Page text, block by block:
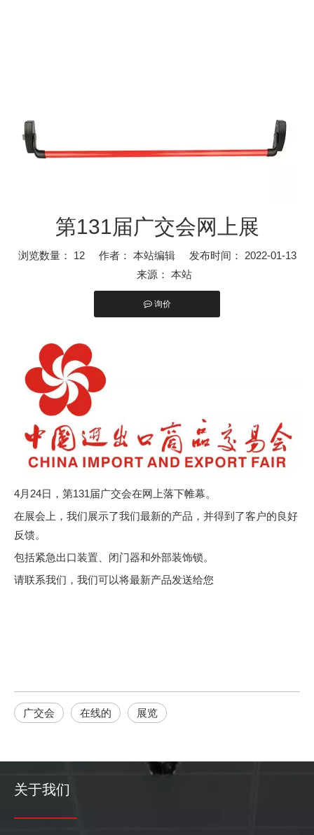
紧急逃生锁的主要功能及安装方法
紧急逃生锁主要用于超市、商场、写字楼、医院、学校、工厂
第131届广交会网上展
浏览数量： 12作者： 本站编辑 发布时间： 2022-01-13
来源： 本站
询价
4月24日，第131届广交会在网上落下帷幕。
在展会上，我们展示了我们最新的产品，并得到了客户的良好
反馈。
包括紧急出口装置、闭门器和外部装饰锁。
请联系我们，我们可以将最新产品发送给您
广交会 在线的 展览
关于我们